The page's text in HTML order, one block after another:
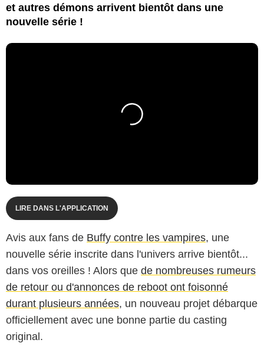
et autres démons arrivent bientôt dans une
nouvelle série !
LIRE DANS L'APPLICATION
Avis aux fans de Buffy contre les vampires, une
nouvelle série inscrite dans l'univers arrive bientôt...
dans vos oreilles ! Alors que de nombreuses rumeurs
de retour ou d'annonces de reboot ont foisonné
durant plusieurs années, un nouveau projet débarque
officiellement avec une bonne partie du casting
original.